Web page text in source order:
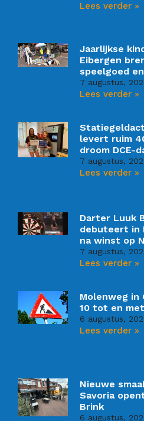
Lees verder »
Jaarlijkse
Eibergen
speelgoed
7 augustus,
Lees verder »
levert ruim
droom DCE-
7 augustus,
Lees verder »
Darter Luuk
debuteert in
na winst op
7 augustus,
Lees verder »
Molenweg in
10 tot en
6 augustus,
Lees verder »
Nieuwe
Savoria
Brink
6 augustus,